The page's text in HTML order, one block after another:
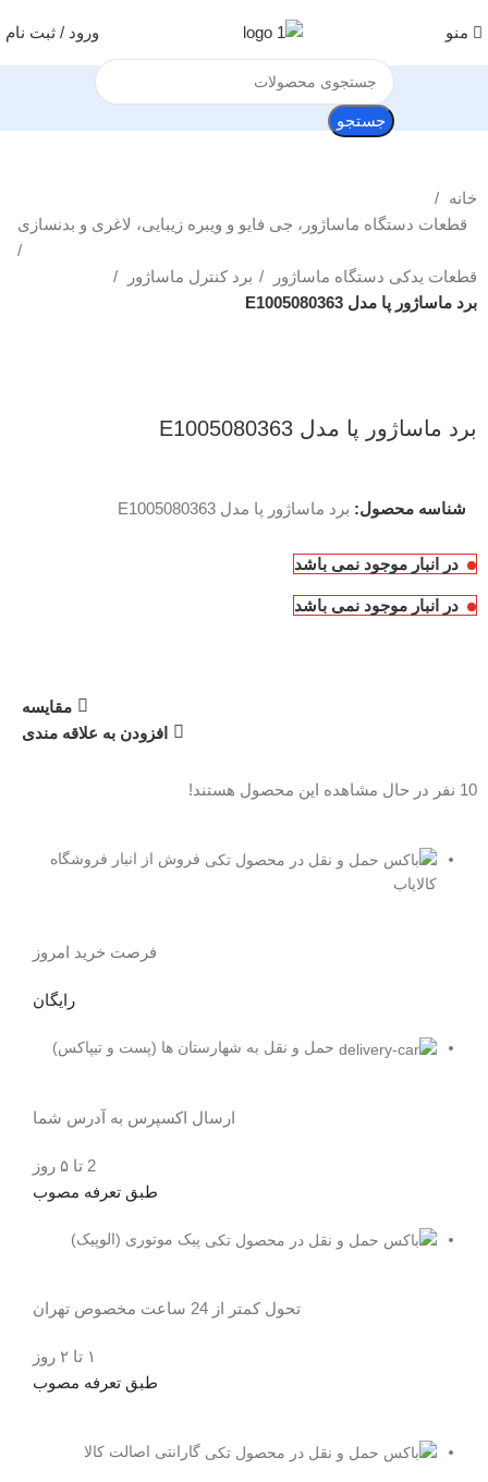
منو ورود / ثبت نام
جستجو
خانه
قطعات دستگاه ماساژور، جی فایو و ویبره زیبایی، لاغری و بدنسازی
قطعات یدکی دستگاه ماساژور
برد کنترل ماساژور
برد ماساژور پا مدل E1005080363
برد ماساژور پا مدل E1005080363
شناسه محصول: برد ماساژور پا مدل E1005080363
در انبار موجود نمی باشد
در انبار موجود نمی باشد
مقایسه
افزودن به علاقه مندی
10 نفر در حال مشاهده این محصول هستند!
فروش از انبار فروشگاه
کالایاب
فرصت خرید امروز
رایگان
حمل و نقل به شهارستان ها (پست و تیپاکس)
ارسال اکسپرس به آدرس شما
2 تا ۵ روز
طبق تعرفه مصوب
پیک موتوری (الوپیک)
تحول کمتر از 24 ساعت مخصوص تهران
۱ تا ۲ روز
طبق تعرفه مصوب
گارانتی اصالت کالا